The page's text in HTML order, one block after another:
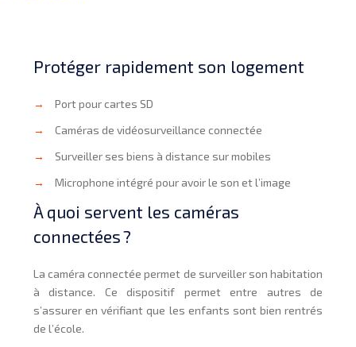
Protéger rapidement son logement
→
Port pour cartes SD
→
Caméras de vidéosurveillance connectée
→
Surveiller ses biens à distance sur mobiles
→
Microphone intégré pour avoir le son et l’image
À quoi servent les caméras
connectées ?
La caméra connectée permet de surveiller son habitation
à distance. Ce dispositif permet entre autres de
s’assurer en vérifiant que les enfants sont bien rentrés
de l’école.